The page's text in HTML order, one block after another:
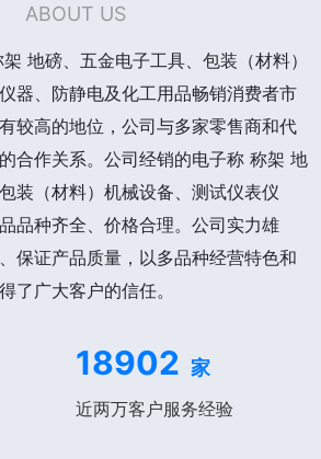
ABOUT US
地磅、五金电子工具、包装（材料）
器、防静电及化工用品畅销消费者市
较高的地位，公司与多家零售商和代
合作关系。公司经销的电子称 称架 地
装（材料）机械设备、测试仪表仪
品种齐全、价格合理。公司实力雄
保证产品质量，以多品种经营特色和
了广大客户的信任。
18902 家
近两万客户服务经验